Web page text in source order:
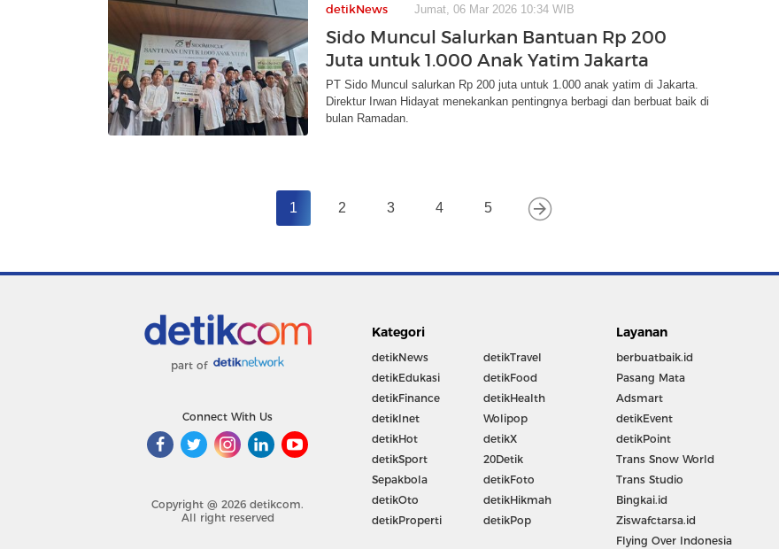
detikNews Jumat, 06 Mar 2026 10:34 WIB
Sido Muncul Salurkan Bantuan Rp 200
Juta untuk 1.000 Anak Yatim Jakarta
PT Sido Muncul salurkan Rp 200 juta untuk 1.000 anak yatim di Jakarta.
Direktur Irwan Hidayat menekankan pentingnya berbagi dan berbuat baik di
bulan Ramadan.
1 2 3 4 5
part of
Connect With Us
Copyright @ 2026 detikcom.
All right reserved
Kategori
detikNews
detikEdukasi
detikFinance
detikInet
detikHot
detikSport
Sepakbola
detikOto
detikProperti
detikTravel
detikFood
detikHealth
Wolipop
detikX
20Detik
detikFoto
detikHikmah
detikPop
Layanan
berbuatbaik.id
Pasang Mata
Adsmart
detikEvent
detikPoint
Trans Snow World
Trans Studio
Bingkai.id
Ziswafctarsa.id
Flying Over Indonesia